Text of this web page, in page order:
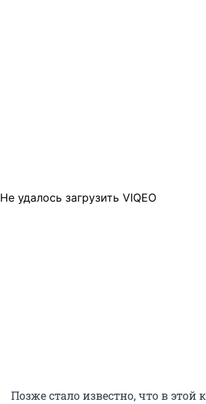
Не удалось загрузить VIQEO
Позже стало известно, что в этой